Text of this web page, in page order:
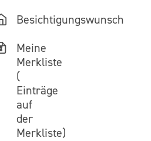
Besichtigungswunsch
Meine
Merkliste
(
Einträge
auf
der
Merkliste)